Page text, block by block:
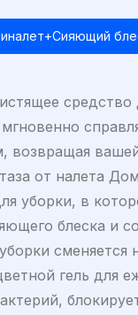
возвращая
от налета
уборки, в
блеска и
сменяется
гель для